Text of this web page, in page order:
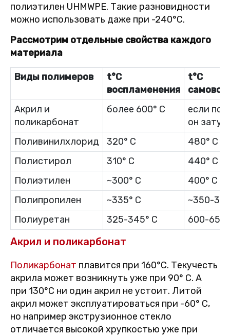
полиэтилен UHMWPE. Такие разновидности
можно использовать даже при -240°C.
Рассмотрим отдельные свойства каждого
материала
Виды полимеров
t°C
воспламенения
t°C
Акрил и
поликарбонат
более 600° C
если
он
Поливинилхлорид
320° C
480° C
Полистирол
310° C
440° C
Полиэтилен
~300° C
400° C
Полипропилен
~335° C
~350-
Полиуретан
325-345° C 600-
Акрил и поликарбонат
Поликарбонат плавится при 160°C. Текучесть
акрила может возникнуть уже при 90° C. А
при 130°С ни один акрил не устоит. Литой
акрил может эксплуатироваться при -60° C,
но например экструзионное стекло
отличается высокой хрупкостью уже при